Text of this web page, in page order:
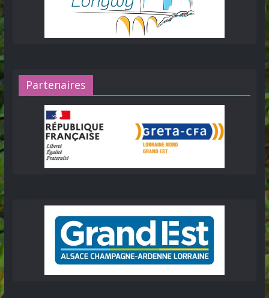
Partenaires